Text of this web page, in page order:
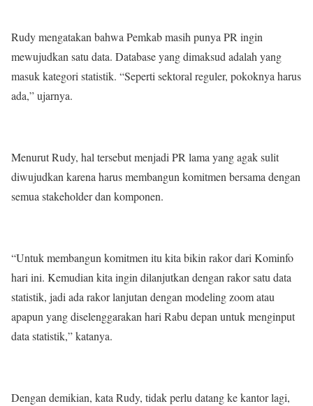
Rudy mengatakan bahwa Pemkab masih punya PR ingin
mewujudkan satu data. Database yang dimaksud adalah yang
masuk kategori statistik. “Seperti sektoral reguler, pokoknya harus
ada,” ujarnya.
Menurut Rudy, hal tersebut menjadi PR lama yang agak sulit
diwujudkan karena harus membangun komitmen bersama dengan
semua stakeholder dan komponen.
“Untuk membangun komitmen itu kita bikin rakor dari Kominfo
hari ini. Kemudian kita ingin dilanjutkan dengan rakor satu data
statistik, jadi ada rakor lanjutan dengan modeling zoom atau
apapun yang diselenggarakan hari Rabu depan untuk menginput
data statistik,” katanya.
Dengan demikian, kata Rudy, tidak perlu datang ke kantor lagi,